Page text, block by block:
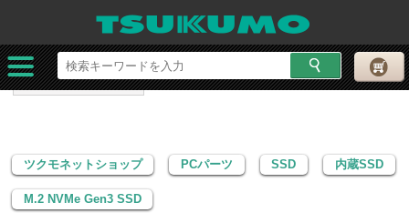
ツクモネットショップ PCパーツ
内蔵SSD
M.2 NVMe Gen3 SSD
ツクモネットショップ PCパーツ SSD 内蔵SSD
M.2 NVMe Gen3 SSD